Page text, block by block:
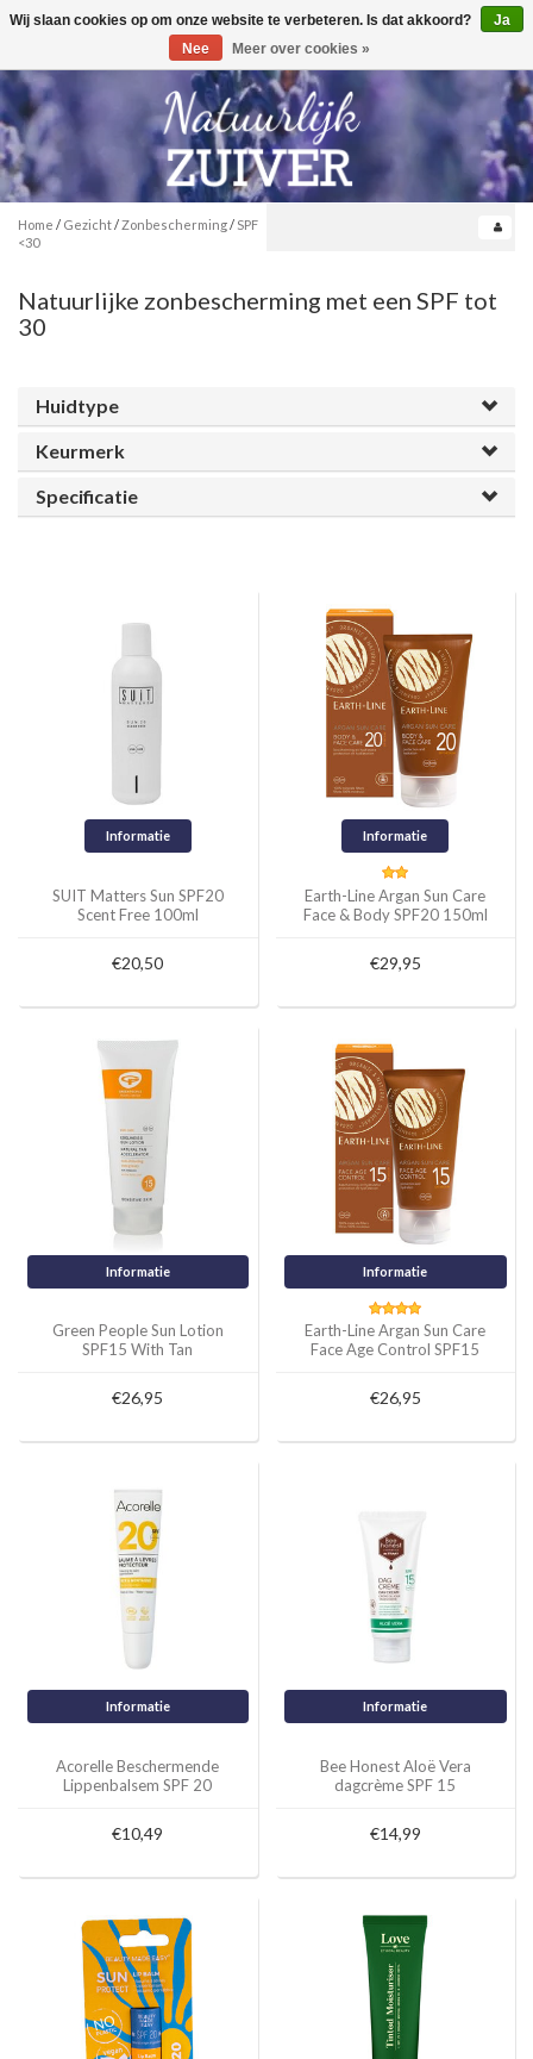
Toggle
0
Home / Gezicht/Zonbescherming/ SPF
<30
Natuurlijke zonbescherming met een SPF tot
30
Huidtype
Keurmerk
Specificatie
Informatie
SUIT Matters Sun SPF20
Scent Free 100ml
€20,50
Informatie
Earth-Line Argan Sun Care
Face & Body SPF20 150ml
€29,95
Informatie
Green People Sun Lotion
SPF15 With Tan
€26,95
Informatie
Earth-Line Argan Sun Care
Face Age Control SPF15
€26,95
Informatie
Acorelle Beschermende
Lippenbalsem SPF 20
€10,49
Informatie
Bee Honest Aloë Vera
dagcrème SPF 15
€14,99
Wij slaan cookies op om onze website te verbeteren. Is dat akkoord?
Ja
Nee
Meer over cookies »